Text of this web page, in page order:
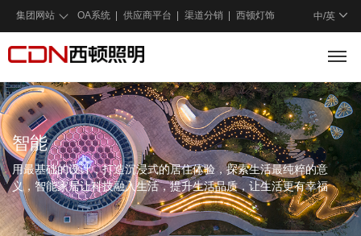
中/英
集团网站 OA系统 供应商平台 渠道分销 西顿灯饰
智能
用最基础的设计，打造沉浸式的居住体验，探索生活最纯粹的意
义，智能家居让科技融入生活，提升生活品质，让生活更有幸福
感。